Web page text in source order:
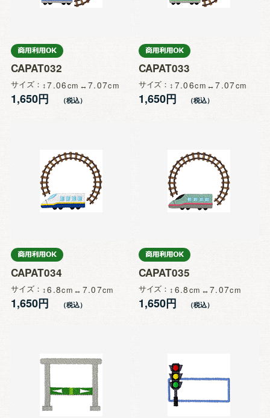
CAPAT032
サイズ 7.06 7.07
1,650円
CAPAT033
サイズ 7.06 7.07
1,650円
CAPAT034
サイズ 6.8 7.07
1,650円
CAPAT035
サイズ 6.8 7.07
1,650円